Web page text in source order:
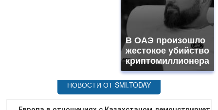
В ОАЭ произошло
жестокое убийство
криптомиллионера